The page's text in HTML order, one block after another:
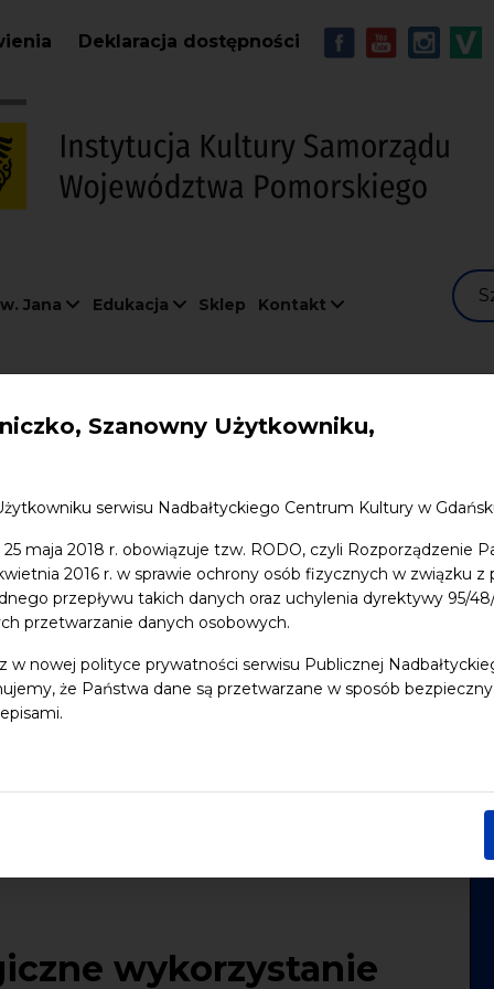
Szanowny Użytkowniku,
serwisu Nadbałtyckiego Centrum Kultury w
maja 2018 r. obowiązuje tzw. RODO, czyli Rozporządzenie
2016 r. w sprawie ochrony osób fizycznych w związku
przepływu takich danych oraz uchylenia dyrektywy 95/
przetwarzanie danych osobowych.
w nowej polityce prywatności serwisu Publicznej
że Państwa dane są przetwarzane w sposób
Deklaracja dostępności MENU -
Jana Edukacja Sklep Kontakt
wykorzystanie